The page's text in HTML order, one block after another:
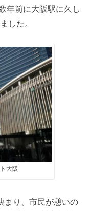
年前に大阪駅に久し
した。
大阪
まり、市民が憩いの